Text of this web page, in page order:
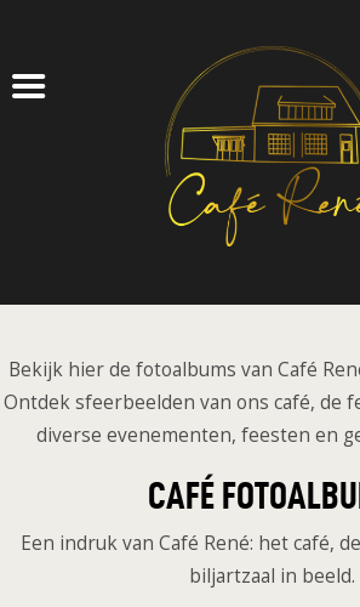
FEESTZAAL
ZAKELIJK
AGENDA
TICKETS
CONTACT
Bekijk hier de fotoalbums van Café
Ontdek sfeerbeelden van ons café, de
diverse evenementen, feesten en
CAFÉ
Een indruk van Café René: het café,
biljartzaal in beeld.